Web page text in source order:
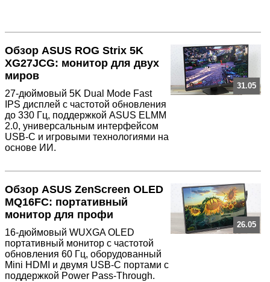
Обзор ASUS ROG Strix 5K
XG27JCG: монитор для двух
миров
27-дюймовый 5K Dual Mode Fast
IPS дисплей с частотой обновления
до 330 Гц, поддержкой ASUS ELMM
2.0, универсальным интерфейсом
USB-C и игровыми технологиями на
основе ИИ.
31.05
Обзор ASUS ZenScreen OLED
MQ16FC: портативный
монитор для профи
16-дюймовый WUXGA OLED
портативный монитор с частотой
обновления 60 Гц, оборудованный
Mini HDMI и двумя USB-C портами с
поддержкой Power Pass-Through.
26.05